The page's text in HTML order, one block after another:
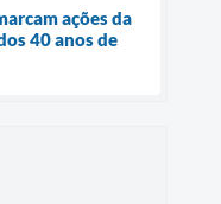
ações da
40 anos de